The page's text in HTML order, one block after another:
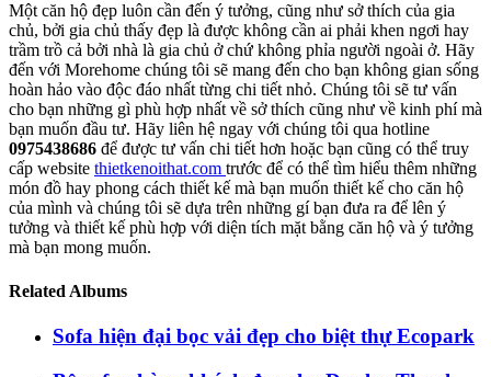
Một căn hộ đẹp luôn cần đến ý tưởng, cũng như sở thích của gia
chủ, bởi gia chủ thấy đẹp là được không cần ai phải khen ngơi hay
trầm trồ cả bởi nhà là gia chủ ở chứ không phỉa người ngoài ở. Hãy
đến với Morehome chúng tôi sẽ mang đến cho bạn không gian sống
hoàn hảo vào độc đáo nhất từng chi tiết nhỏ. Chúng tôi sẽ tư vấn
cho bạn những gì phù hợp nhất về sở thích cũng như về kinh phí mà
bạn muốn đầu tư. Hãy liên hệ ngay với chúng tôi qua hotline
0975438686 để được tư vấn chi tiết hơn hoặc bạn cũng có thể truy
cấp website thietkenoithat.com trước để có thể tìm hiểu thêm những
món đồ hay phong cách thiết kế mà bạn muốn thiết kế cho căn hộ
của mình và chúng tôi sẽ dựa trên những gí bạn đưa ra để lên ý
tưởng và thiết kế phù hợp với diện tích mặt bằng căn hộ và ý tưởng
mà bạn mong muốn.
Related Albums
Sofa hiện đại bọc vải đẹp cho biệt thự Ecopark